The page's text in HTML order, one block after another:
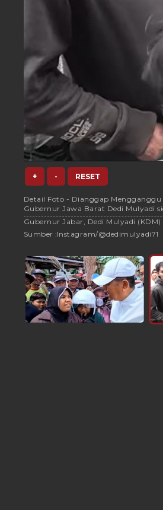
+ - RESET
Detail Foto - Dianggap
Gubernur Jawa Barat Dedi Mulyadi
Gubernur Jabar, Dedi Mulyadi
Sumber :Instagram/@dedimulyadi71